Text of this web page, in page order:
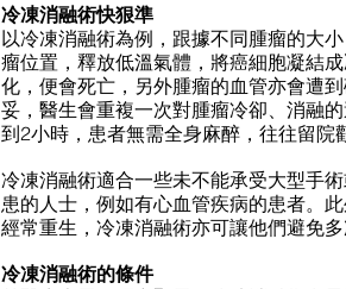
冷凍消融術快狠準
以冷凍消融術為例，跟據不同腫瘤的大
瘤位置，釋放低溫氣體，將癌細胞凝結
化，便會死亡，另外腫瘤的血管亦會遭
妥，醫生會重複一次對腫瘤冷卻、消融
到2小時，患者無需全身麻醉，往往留院
冷凍消融術適合一些未不能承受大型手
患的人士，例如有心血管疾病的患者。
經常重生，冷凍消融術亦可讓他們避免多
冷凍消融術的條件